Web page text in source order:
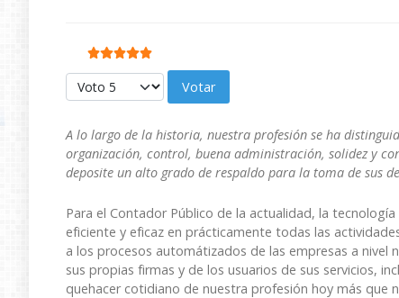
Ratio:5/5
Por favor, vote
A lo largo de la historia, nuestra profesión se ha
organización, control, buena administración, solidez y
deposite un alto grado de respaldo para la toma de sus
Para el Contador Público de la actualidad, la
eficiente y eficaz en prácticamente todas las
a los procesos automátizados de las empresas a nivel
sus propias firmas y de los usuarios de sus servicios,
quehacer cotidiano de nuestra profesión hoy más que